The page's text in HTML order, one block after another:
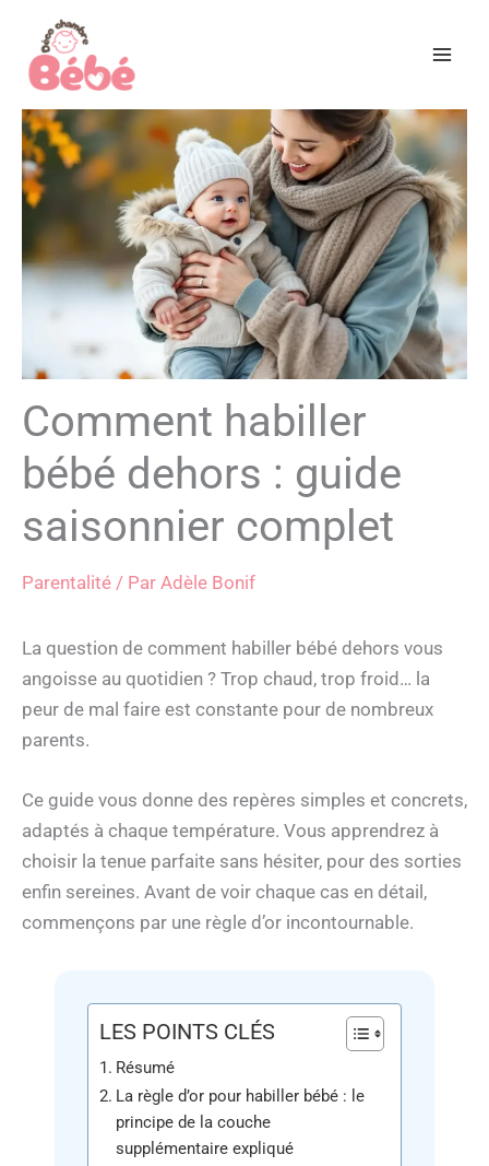
contenu
Comment habiller
bébé dehors : guide
saisonnier complet
Parentalité / Par Adèle Bonif
La question de comment habiller bébé dehors vous
angoisse au quotidien ? Trop chaud, trop froid… la
peur de mal faire est constante pour de nombreux
parents.
Ce guide vous donne des repères simples et concrets,
adaptés à chaque température. Vous apprendrez à
choisir la tenue parfaite sans hésiter, pour des sorties
enfin sereines. Avant de voir chaque cas en détail,
commençons par une règle d’or incontournable.
LES POINTS CLÉS
Résumé
La règle d’or pour habiller bébé : le
principe de la couche
supplémentaire expliqué